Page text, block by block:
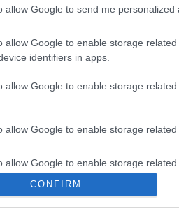
allow Google to send me personalized
allow Google to enable storage
identifiers in apps.
allow Google to enable storage
allow Google to enable storage related
allow Google to enable storage
functionality and fraud
CONFIRM
A program a Szekszárdi
valósul meg.